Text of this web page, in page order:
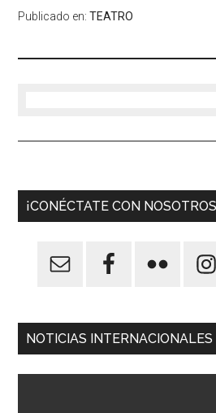
Publicado en:TEATRO
¡CONÉCTATE CON
NOTICIAS INTERNACIONALES